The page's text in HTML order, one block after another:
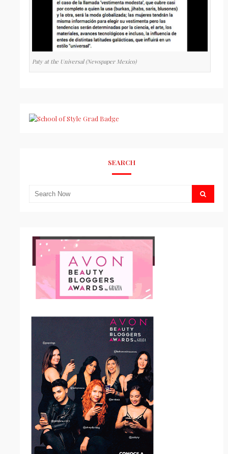
Paty at the Universal (Newspaper Mexico)
SEARCH